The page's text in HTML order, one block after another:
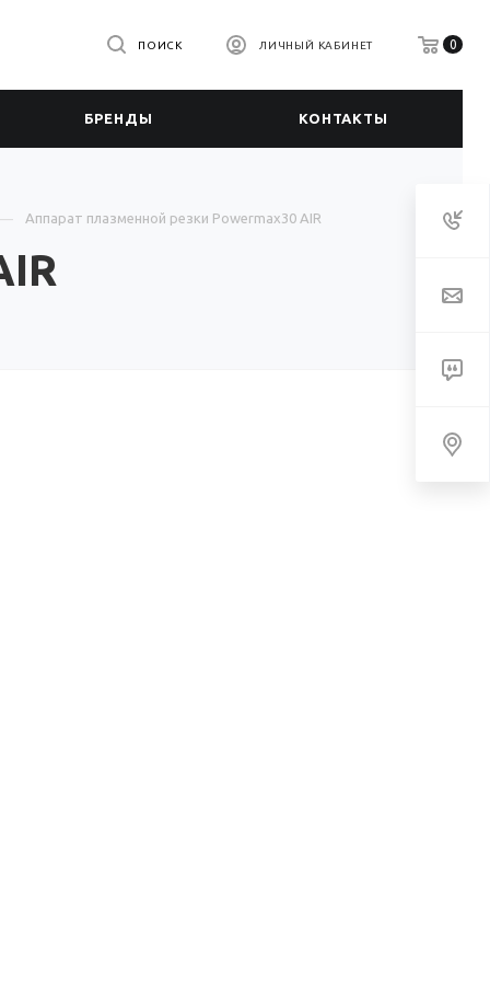
0
ЛИЧНЫЙ КАБИНЕТ
ПОИСК
БРЕНДЫ КОНТАКТЫ
Аппарат плазменной резки Powermax30 AIR